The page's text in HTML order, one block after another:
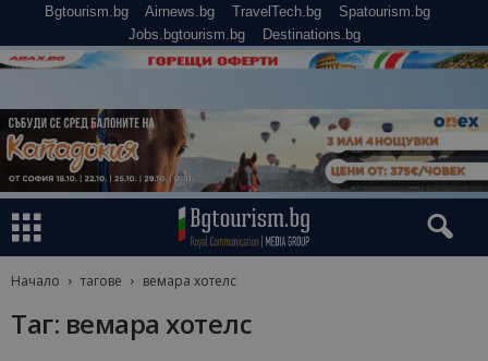
Bgtourism.bg Airnews.bg TravelTech.bg
Spatourism.bg
Jobs.bgtourism.bg
Destinations.bg
Начало тагове вемара хотелс
Таг: вемара хотелс